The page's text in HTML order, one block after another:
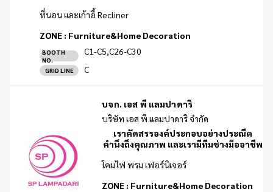
ที่นอน และเก้าอี้ Recliner
ZONE : Furniture&Home Decoration
BOOTH
NO.
C1-C5,C26-C30
GRID LINE C
บจก. เอส พี แลมปาดาริ
บริษัท เอส พี แลมปาดาริ จำกัด
เราคัดสรรองค์ประกอบอย่างประณีต
คำนึงถึงคุณภาพ และเรามีทีมช่างมืออาชีพ
โคมไฟ พรม เฟอร์นิเจอร์
ZONE : Furniture&Home Decoration